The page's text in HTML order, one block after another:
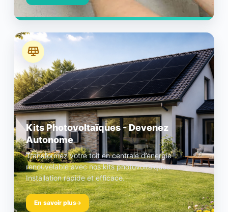
Kits Photovoltaïques - Devenez
Autonome
Transformez votre toit en centrale d’énergie
renouvelable avec nos kits photovoltaïques.
Installation rapide et efficace.
En savoir plus